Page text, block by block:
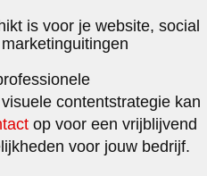
is voor je website, social
contentstrategie kan
op voor een vrijblijvend
voor jouw bedrijf.